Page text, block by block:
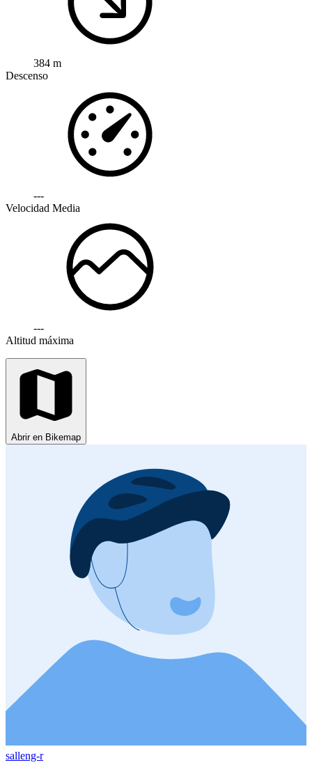
384 m
Descenso
---
Velocidad Media
---
Altitud máxima
Abrir en Bikemap
salleng-r